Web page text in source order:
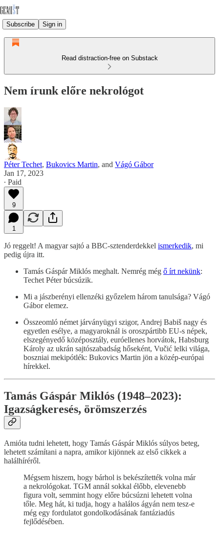
Subscribe Sign in
Read distraction-free on Substack
Nem írunk előre nekrológot
Péter Techet, Bukovics Martin, and Vágó Gábor
Jan 17, 2023
∙ Paid
9
1
Jó reggelt! A magyar sajtó a BBC-sztenderdekkel ismerkedik, mi
pedig újra itt.
Tamás Gáspár Miklós meghalt. Nemrég még ő írt nekünk:
Techet Péter búcsúzik.
Mi a jászberényi ellenzéki győzelem három tanulsága? Vágó
Gábor elemez.
Összeomló német járványügyi szigor, Andrej Babiš nagy és
egyetlen esélye, a magyaroknál is oroszpártibb EU-s népek,
elszegényedő középosztály, euróellenes horvátok, Habsburg
Károly az ukrán sajtószabadság hőseként, Vučić lelki világa,
boszniai mekipótlék: Bukovics Martin jön a közép-európai
hírekkel.
Tamás Gáspár Miklós (1948–2023):
Igazságkeresés, örömszerzés
Amióta tudni lehetett, hogy Tamás Gáspár Miklós súlyos beteg,
lehetett számítani a napra, amikor kijönnek az első cikkek a
halálhíréről.
Mégsem hiszem, hogy bárhol is bekészítették volna már
a nekrológokat. TGM annál sokkal élőbb, elevenebb
figura volt, semmint hogy előre búcsúzni lehetett volna
tőle. Meg hát, ki tudja, hogy a halálos ágyán nem tesz-e
még egy fordulatot gondolkodásának fantáziadús
fejlődésében.